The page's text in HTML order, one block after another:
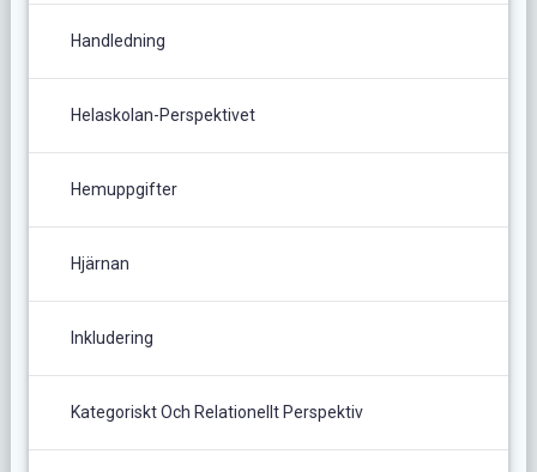
Handledning
Helaskolan-Perspektivet
Hemuppgifter
Hjärnan
Inkludering
Kategoriskt Och Relationellt Perspektiv